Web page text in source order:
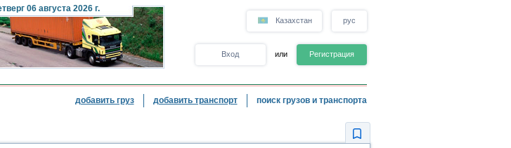
06 августа 2026 г.
Казахстан рус
Вход или Регистрация
добавить груз добавить транспорт поиск грузов и транспорта